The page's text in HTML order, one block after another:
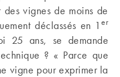
des vignes de moins de
déclassés en 1 er
25 ans, se demande
? « Parce que
vigne pour exprimer la